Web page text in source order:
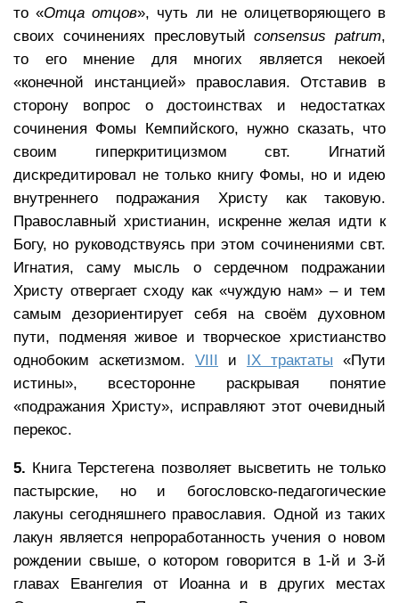
то «Отца отцов», чуть ли не олицетворяющего в
своих сочинениях пресловутыйconsensus patrum,
то его мнение для многих является некоей
«конечной инстанцией» православия. Отставив в
сторону вопрос о достоинствах и недостатках
сочинения Фомы Кемпийского, нужно сказать, что
своим гиперкритицизмом свт. Игнатий
дискредитировал не только книгу Фомы, но и идею
внутреннего подражания Христу как таковую.
Православный христианин, искренне желая идти к
Богу, но руководствуясь при этом сочинениями свт.
Игнатия, саму мысль о сердечном подражании
Христу отвергает сходу как «чуждую нам» – и тем
самым дезориентирует себя на своём духовном
пути, подменяя живое и творческое христианство
однобоким аскетизмом. VIII и IX трактаты «Пути
истины», всесторонне раскрывая понятие
«подражания Христу», исправляют этот очевидный
перекос.
5. Книга Терстегена позволяет высветить не только
пастырские, но и богословско-педагогические
лакуны сегодняшнего православия. Одной из таких
лакун является непроработанность учения о новом
рождении свыше, о котором говорится в 1-й и 3-й
главах Евангелия от Иоанна и в других местах